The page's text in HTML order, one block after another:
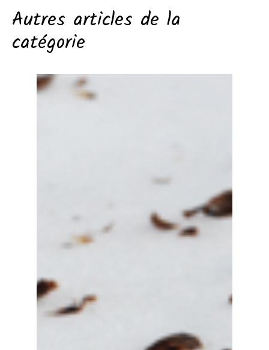
Autres articles de la
catégorie